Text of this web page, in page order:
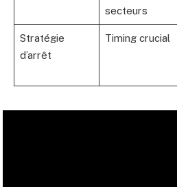
secteurs
Stratégie
d’arrêt
Timing crucial